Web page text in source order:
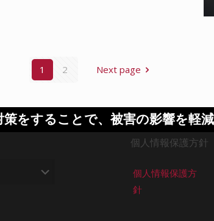
1 2 Next page
をすることで、被害の影響を軽
個人情報保護方針
個人情報保護方
針